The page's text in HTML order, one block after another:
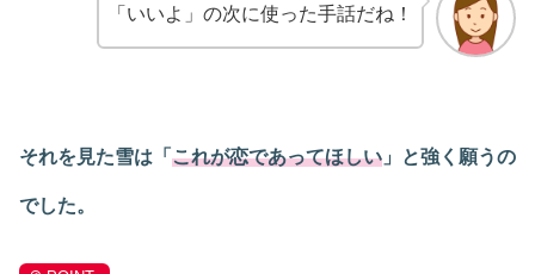
「いいよ」の次に使った手話だね！
それを見た雪は「 これが恋であってほしい 」と強く願うの
でした。